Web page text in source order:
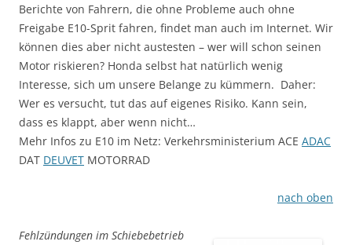
Berichte von Fahrern, die ohne Probleme auch ohne
Freigabe E10-Sprit fahren, findet man auch im Internet. Wir
können dies aber nicht austesten – wer will schon seinen
Motor riskieren? Honda selbst hat natürlich wenig
Interesse, sich um unsere Belange zu kümmern. Daher:
Wer es versucht, tut das auf eigenes Risiko. Kann sein,
dass es klappt, aber wenn nicht…
Mehr Infos zu E10 im Netz: Verkehrsministerium ACE ADAC
DAT DEUVET MOTORRAD
nach oben
Fehlzündungen im Schiebebetrieb